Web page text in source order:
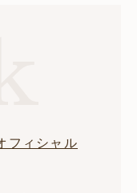
フィシャル